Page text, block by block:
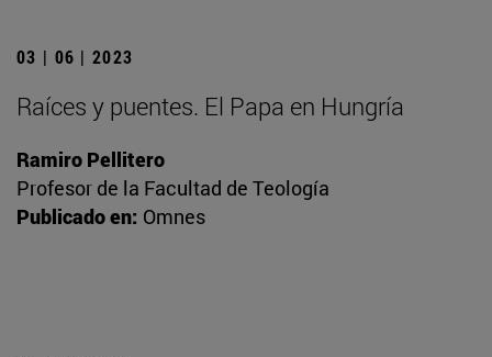
03 | 06 | 2023
Raíces y puentes. El Papa en Hungría
Ramiro Pellitero
Profesor de la Facultad de Teología
Publicado en: Omnes